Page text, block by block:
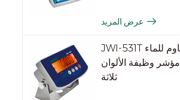
عرض المزيد
JWI-531T مقاوم للماء
مؤشر وظيفة الألوان
ثلاثة